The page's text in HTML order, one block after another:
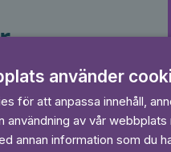
använder
för att anpassa innehåll,
användning av vår
annan information som du